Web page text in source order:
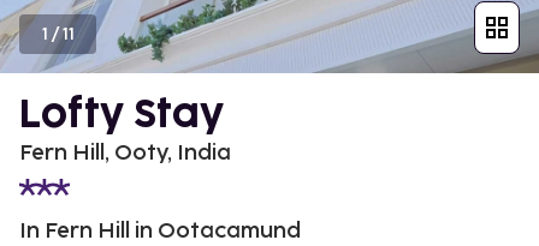
1 /11
Lofty Stay
Fern Hill, Ooty, India
In Fern Hill in Ootacamund